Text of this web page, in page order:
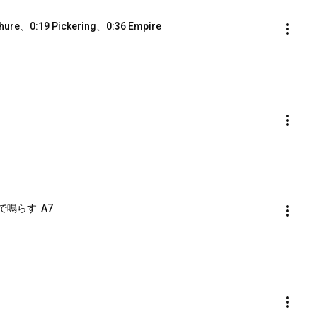
、0:19 Pickering、0:36 Empire
鳴らす  A7